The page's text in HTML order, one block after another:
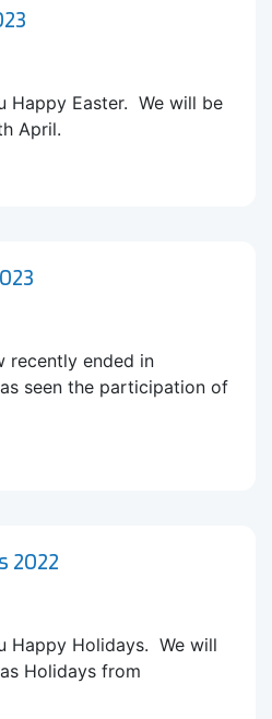
Happy Easter. We will be
April.
recently ended in
seen the participation of
2022
Happy Holidays. We will
Holidays from